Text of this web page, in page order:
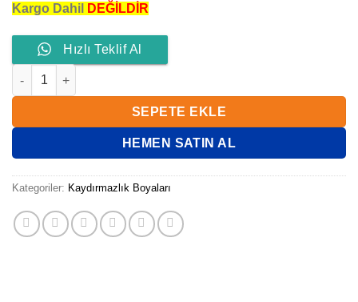
Kargo Dahil DEĞİLDİR
Hızlı Teklif Al
ZEMİN KAYDIRMAZLIK BOYASI 0,50 KG adet
SEPETE EKLE
HEMEN SATIN AL
Kategoriler: Kaydırmazlık Boyaları